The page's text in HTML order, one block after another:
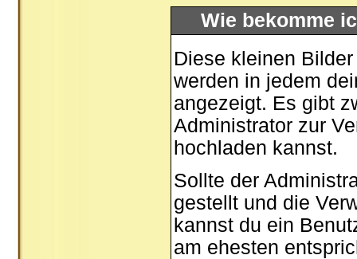
Wie bekomme
Diese kleinen
werden in jedem
angezeigt. Es gibt
Administrator zur
hochladen kannst.
Sollte der
gestellt und die
kannst du ein
am ehesten